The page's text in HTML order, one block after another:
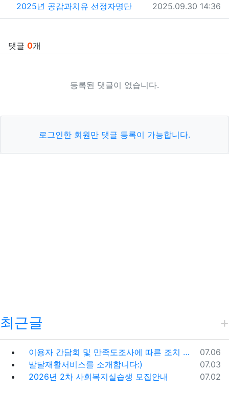
2025년 공감과치유 선정자명단 작성일
2025.09.30 14:36
댓글 0개
등록된 댓글이 없습니다.
로그인한 회원만 댓글 등록이 가능합니다.
최근글
등록일
07.06
이용자 간담회 및 만족도조사에 따른 조치 및 시정계획
등록일
07.03
발달재활서비스를 소개합니다:)
등록일
07.02
2026년 2차 사회복지실습생 모집안내